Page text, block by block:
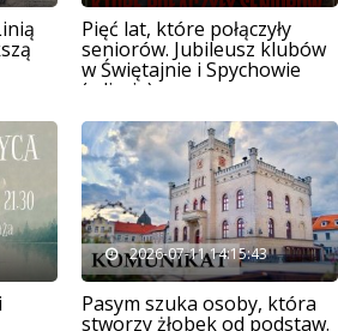
Pięć lat, które połączyły
seniorów. Jubileusz klubów
w Świętajnie i Spychowie
(zdjęcia)
2026-07-11 14:15:43
Pasym szuka osoby, która
stworzy żłobek od podstaw.